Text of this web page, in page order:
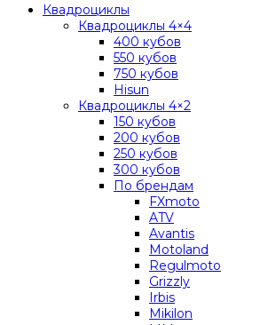
Квадроциклы
Квадроциклы 4×4
400 кубов
550 кубов
750 кубов
Hisun
Квадроциклы 4×2
150 кубов
200 кубов
250 кубов
300 кубов
По брендам
FXmoto
ATV
Avantis
Motoland
Regulmoto
Grizzly
Irbis
Mikilon